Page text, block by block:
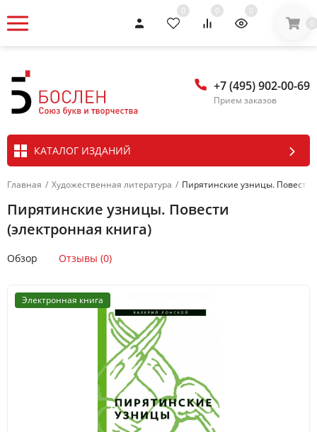
0 0
0
0
+7 (495) 902-00-69
Прием заказов
КАТАЛОГ ИЗДАНИЙ
Главная / Художественная литература / Пирятинские узницы. Повести
Пирятинские узницы. Повести
(электронная книга)
Обзор Отзывы (0)
Электронная книга